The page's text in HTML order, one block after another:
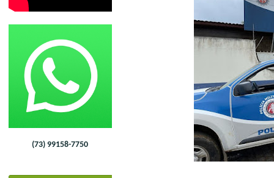
(73) 99158-7750